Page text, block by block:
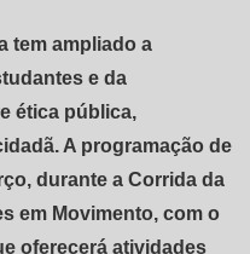
tem ampliado a
e da
ética pública,
A programação de
durante a Corrida da
em Movimento, com o
oferecerá atividades